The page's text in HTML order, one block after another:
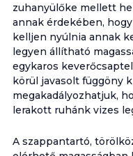
zuhanyülőke mellett
annak érdekében,
kelljen nyúlnia annak
legyen állítható
egykaros
körül javasolt függöny
megakadályozhatjuk,
lerakott ruhánk vizes
A szappantartó,